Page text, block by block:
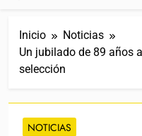
Inicio
Noticias
Un jubilado de 89 años
selección
NOTICIAS